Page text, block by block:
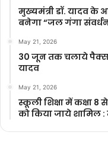
मुख्यमंत्री डॉ. यादव के
बनेगा “जल गंगा
May 21, 2026
30 जून तक चलाये पैक्स
यादव
May 21, 2026
स्कूली शिक्षा में कक्षा
को किया जाये शामिल :